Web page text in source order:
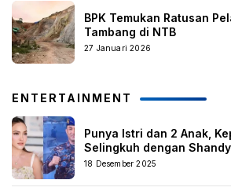
BPK Temukan Ratusan
Tambang di NTB
27 Januari 2026
ENTERTAINMENT
Punya Istri dan 2 Anak,
Selingkuh dengan
18 Desember 2025